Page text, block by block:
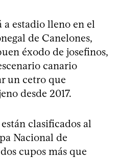
estadio lleno en el
de Canelones,
éxodo de josefinos,
canario
un cetro que
desde 2017.
clasificados al
Nacional de
cupos más que